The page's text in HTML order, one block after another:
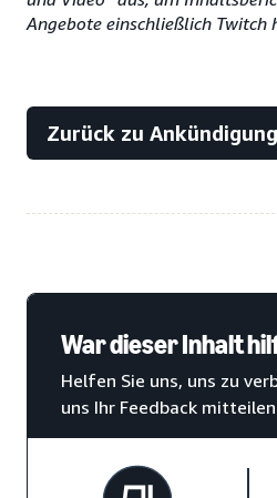
Angebote einschließlich Twitch
Zurück zu
War dieser Inhalt
Helfen Sie uns, uns zu
uns Ihr Feedback